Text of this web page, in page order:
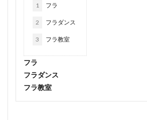
1 フラ
2 フラダンス
3 フラ教室
フラ
フラダンス
フラ教室